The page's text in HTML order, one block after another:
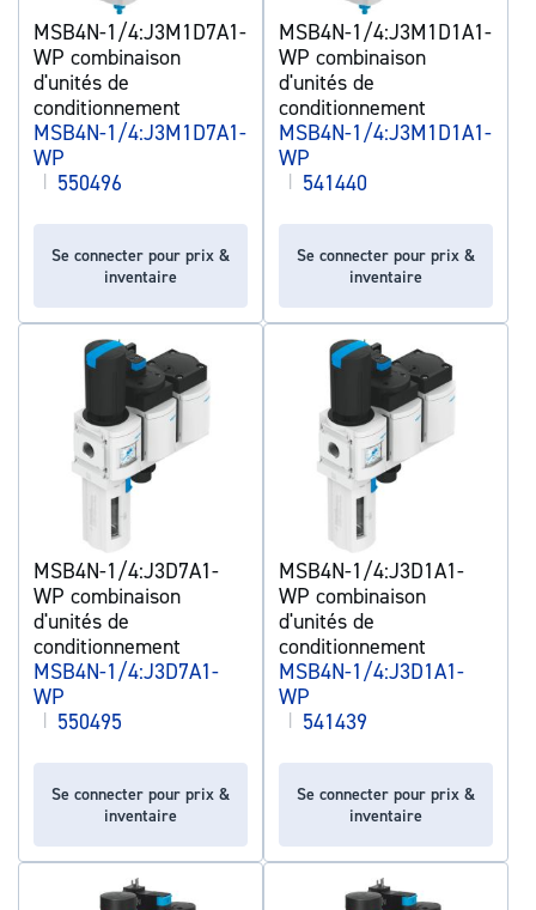
MSB4N-1/4:J3M1D7A1-
WP combinaison
d'unités de
conditionnement
MSB4N-1/4:J3M1D7A1-
WP
| 550496
Se connecter pour prix &
inventaire
MSB4N-1/4:J3M1D1A1-
WP combinaison
d'unités de
conditionnement
MSB4N-1/4:J3M1D1A1-
WP
| 541440
Se connecter pour prix &
inventaire
MSB4N-1/4:J3D7A1-
WP combinaison
d'unités de
conditionnement
MSB4N-1/4:J3D7A1-
WP
| 550495
Se connecter pour prix &
inventaire
MSB4N-1/4:J3D1A1-
WP combinaison
d'unités de
conditionnement
MSB4N-1/4:J3D1A1-
WP
| 541439
Se connecter pour prix &
inventaire